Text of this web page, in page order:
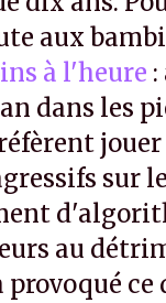
aux
à l'heure
dans les
jouer
sur
au
ce